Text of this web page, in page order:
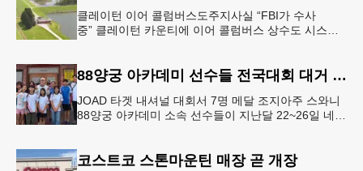
클레이턴 이어 콜럼버스도주지사실 “FBI가 수사
중” 클레이턴 카운티에 이어 콜럼버스 상수도 시스템
88양궁 아카데미 선수들 전국대회 대거 입상
JOAD 타겟 내셔널 대회서 7명 메달 조지아주 스와니
88양궁 아카데미 소속 선수들이 지난달 22~26일 네브
코스트코 스톤마운틴 매장 곧 개장